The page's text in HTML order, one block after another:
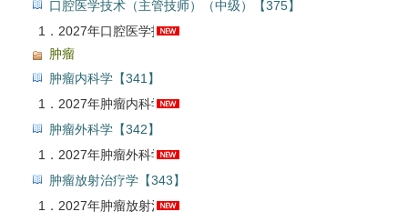
口腔医学技术（主管技师）（中级）【375】
1． 2027年口腔医学技术中级职称考试题库【真题精选＋章节题库＋模拟试题＋冲刺试卷】AI讲解
肿瘤
肿瘤内科学【341】
1． 2027年肿瘤内科学中级职称考试题库【章节题库＋模拟试题】AI讲解
肿瘤外科学【342】
1． 2027年肿瘤外科学中级职称考试题库【章节题库＋模拟试题】AI讲解
肿瘤放射治疗学【343】
1． 2027年肿瘤放射治疗学中级职称考试题库【章节题库＋模拟试题】AI讲解